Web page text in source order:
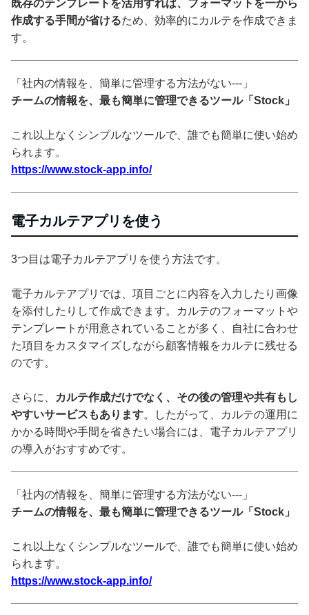
既存のテンプレートを活用すれば、フォーマットを一から
作成する手間が省けるため、効率的にカルテを作成できま
す。
「社内の情報を、簡単に管理する方法がない---」
チームの情報を、最も簡単に管理できるツール「Stock」
これ以上なくシンプルなツールで、誰でも簡単に使い始め
られます。
https://www.stock-app.info/
電子カルテアプリを使う
3つ目は電子カルテアプリを使う方法です。
電子カルテアプリでは、項目ごとに内容を入力したり画像
を添付したりして作成できます。カルテのフォーマットや
テンプレートが用意されていることが多く、自社に合わせ
た項目をカスタマイズしながら顧客情報をカルテに残せる
のです。
さらに、
カルテ作成だけでなく、その後の管理や共有もし
やすいサービスもあります。したがって、カルテの運用に
かかる時間や手間を省きたい場合には、電子カルテアプリ
の導入がおすすめです。
「社内の情報を、簡単に管理する方法がない---」
チームの情報を、最も簡単に管理できるツール「Stock」
これ以上なくシンプルなツールで、誰でも簡単に使い始め
られます。
https://www.stock-app.info/